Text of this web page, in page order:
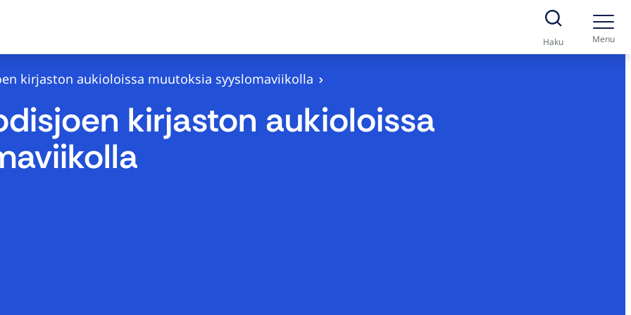
Haku Menu
kirjaston aukioloissa muutoksia syyslomaviikolla
kirjaston aukioloissa